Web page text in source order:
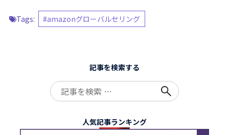
Tags: amazonグローバルセリング
記事を検索する
Search
for:
人気記事ランキング